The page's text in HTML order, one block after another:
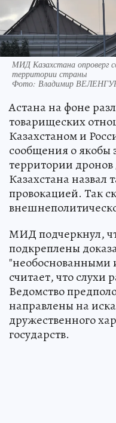
МИД Казахстана опроверг
территории страны
Фото: Владимир
Астана на фоне
товарищеских
Казахстаном и
сообщения о якобы
территории
Казахстана назвал
провокацией. Так
МИД подчеркнул,
подкреплены
"необоснованными
считает, что слухи
Ведомство
направлены на
дружественного
государств.